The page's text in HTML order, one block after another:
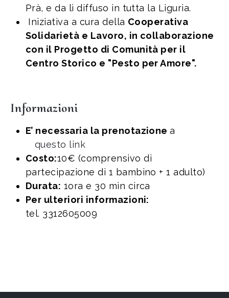
Prà, e da lì diffuso in tutta la Liguria.
Iniziativa a cura della Cooperativa
Solidarietà e Lavoro, in collaborazione
con il Progetto di Comunità per il
Centro Storico e "Pesto per Amore".
Informazioni
E’ necessaria la prenotazionea
questo link
Costo:10€ (comprensivo di
partecipazione di 1 bambino + 1 adulto)
Durata: 1ora e 30 min circa
Per ulteriori informazioni:
tel. 3312605009